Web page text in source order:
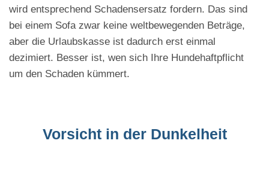
wird entsprechend Schadensersatz fordern. Das sind
bei einem Sofa zwar keine weltbewegenden Beträge,
aber die Urlaubskasse ist dadurch erst einmal
dezimiert. Besser ist, wen sich Ihre Hundehaftpflicht
um den Schaden kümmert.
Vorsicht in der Dunkelheit